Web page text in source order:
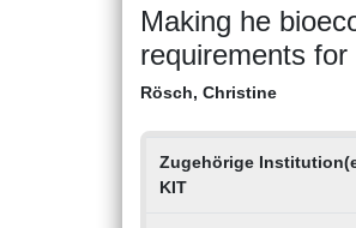
Making he
requirements
Rösch, Christine
Zugehörige
KIT